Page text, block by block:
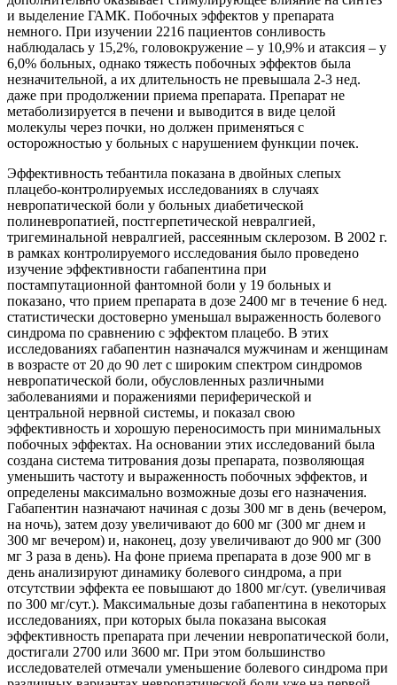
и выделение ГАМК. Побочных эффектов у препарата
немного. При изучении 2216 пациентов сонливость
наблюдалась у 15,2%, головокружение – у 10,9% и атаксия – у
6,0% больных, однако тяжесть побочных эффектов была
незначительной, а их длительность не превышала 2-3 нед.
даже при продолжении приема препарата. Препарат не
метаболизируется в печени и выводится в виде целой
молекулы через почки, но должен применяться с
осторожностью у больных с нарушением функции почек.
Эффективность тебантила показана в двойных слепых
плацебо-контролируемых исследованиях в случаях
невропатической боли у больных диабетической
полиневропатией, постгерпетической невралгией,
тригеминальной невралгией, рассеянным склерозом. В 2002 г.
в рамках контролируемого исследования было проведено
изучение эффективности габапентина при
постампутационной фантомной боли у 19 больных и
показано, что прием препарата в дозе 2400 мг в течение 6 нед.
статистически достоверно уменьшал выраженность болевого
синдрома по сравнению с эффектом плацебо. В этих
исследованиях габапентин назначался мужчинам и женщинам
в возрасте от 20 до 90 лет с широким спектром синдромов
невропатической боли, обусловленных различными
заболеваниями и поражениями периферической и
центральной нервной системы, и показал свою
эффективность и хорошую переносимость при минимальных
побочных эффектах. На основании этих исследований была
создана система титрования дозы препарата, позволяющая
уменьшить частоту и выраженность побочных эффектов, и
определены максимально возможные дозы его назначения.
Габапентин назначают начиная с дозы 300 мг в день (вечером,
на ночь), затем дозу увеличивают до 600 мг (300 мг днем и
300 мг вечером) и, наконец, дозу увеличивают до 900 мг (300
мг 3 раза в день). На фоне приема препарата в дозе 900 мг в
день анализируют динамику болевого синдрома, а при
отсутствии эффекта ее повышают до 1800 мг/сут. (увеличивая
по 300 мг/сут.). Максимальные дозы габапентина в некоторых
исследованиях, при которых была показана высокая
эффективность препарата при лечении невропатической боли,
достигали 2700 или 3600 мг. При этом большинство
исследователей отмечали уменьшение болевого синдрома при